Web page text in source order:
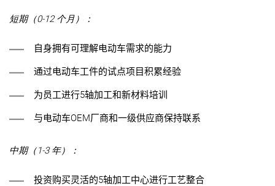
短期（0-12 个月）：
自身拥有可理解电动车需求的能力
通过电动车工件的试点项目积累经验
为员工进行5轴加工和新材料培训
与电动车OEM厂商和一级供应商保持联系
中期（1-3 年）：
投资购买灵活的5轴加工中心进行工艺整合